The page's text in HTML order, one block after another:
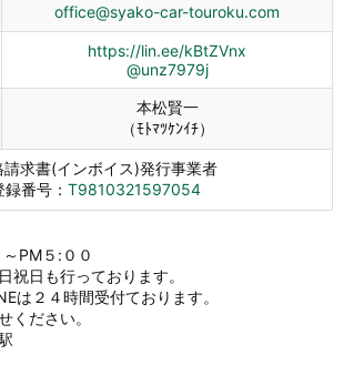
office@syako-car-touroku.com
https://lin.ee/kBtZVnx
@unz7979j
本松賢一
（ﾓﾄﾏﾂｹﾝｲﾁ）
請求書(インボイス)発行事業者
録番号： T9810321597054
PM５:００
祝日も行っております。
は２４時間受付ております。
ください。